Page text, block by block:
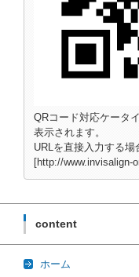
QRコード対応ケータ
表示されます。
URLを直接入力する場
[http://www.invisalign-
content
ホーム